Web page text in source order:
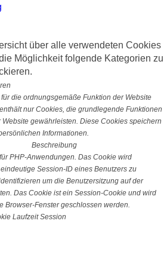
über alle verwendeten Cookies
Möglichkeit folgende Kategorien zu
die ordnungsgemäße Funktion der Website
nur Cookies, die grundlegende Funktionen
gewährleisten. Diese Cookies speichern
Informationen.
Beschreibung
PHP-Anwendungen. Das Cookie wird
Session-ID eines Benutzers zu
um die Benutzersitzung auf der
Das Cookie ist ein Session-Cookie und wird
Browser-Fenster geschlossen werden.
Laufzeit Session